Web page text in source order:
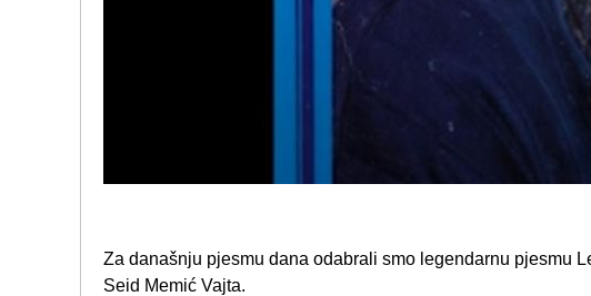
Za današnju pjesmu dana odabrali smo legendarnu pjesmu
Seid Memić Vajta.